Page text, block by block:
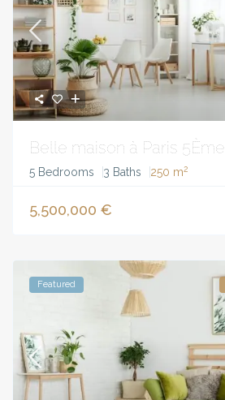
Belle maison à Paris 5Ème
5 Bedrooms 3 Baths 250 m2
5,500,000 €
Featured